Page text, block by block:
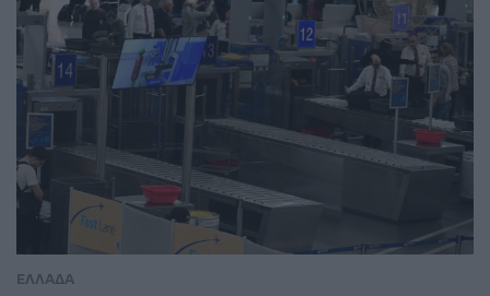
ΕΛΛΑΔΑ